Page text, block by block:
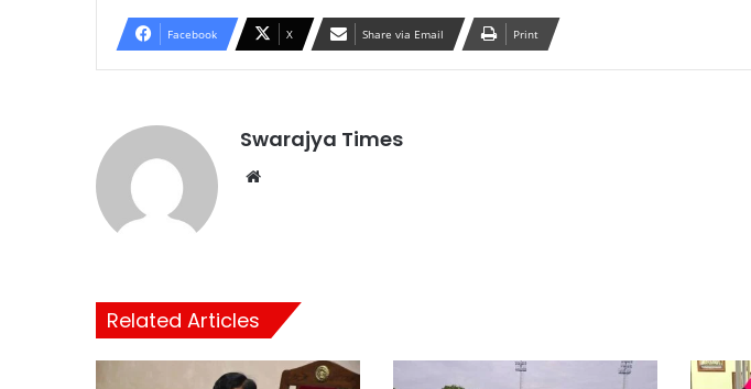
Facebook X Share via Email Print
Swarajya Times
Related Articles